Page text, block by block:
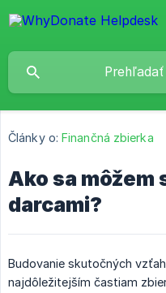
Články o: Finančná zbierka
Ako sa
darcami?
Budovanie skutočných
najdôležitejším častiam